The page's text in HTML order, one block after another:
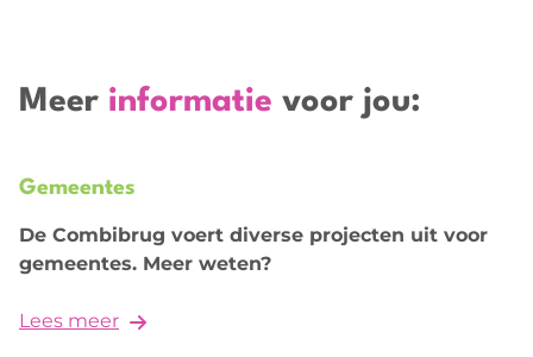
Meer informatie voor jou:
Gemeentes
De Combibrug voert diverse projecten uit voor
gemeentes. Meer weten?
Lees meer